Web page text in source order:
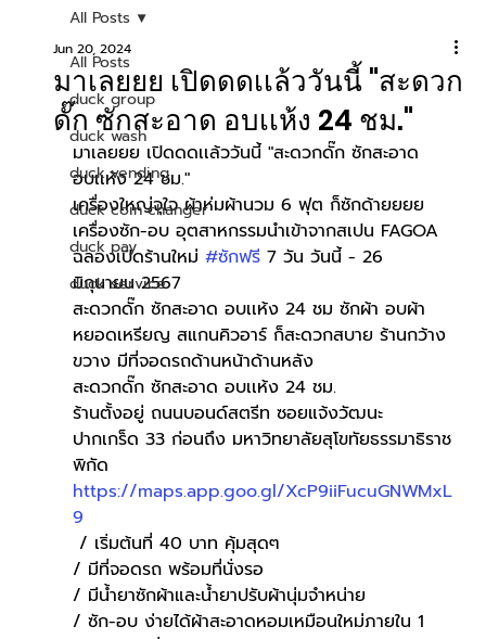
All Posts
duck group
duck wash
duck vending
duck coin changer
duck pay
duck service
All Posts
มาเลยยย เปิดดดเเล้ววันนี้ "สะดวก
ดั๊ก ซักสะอาด อบเเห้ง 24 ชม."
Jun 20, 2024
มาเลยยย เปิดดดเเล้ววันนี้ "สะดวกดั๊ก ซักสะอาด
อบเเห้ง 24 ชม."
เครื่องใหญ่จุใจ ผ้าห่มผ้านวม 6 ฟุต ก็ซักด้ายยยย
เครื่องซัก-อบ อุตสาหกรรมนำเข้าจากสเปน FAGOA
ฉลองเปิดร้านใหม่ #ซักฟรี 7 วัน วันนี้ - 26
มิถุนายน 2567
สะดวกดั๊ก ซักสะอาด อบเเห้ง 24 ชม ซักผ้า อบผ้า
หยอดเหรียญ สแกนคิวอาร์ ก็สะดวกสบาย ร้านกว้าง
ขวาง มีที่จอดรถด้านหน้าด้านหลัง
สะดวกดั๊ก ซักสะอาด อบเเห้ง 24 ชม.
ร้านตั้งอยู่ ถนนบอนด์สตรีท ซอยแจ้งวัฒนะ
ปากเกร็ด 33 ก่อนถึง มหาวิทยาลัยสุโขทัยธรรมาธิราช
พิกัด
https://maps.app.goo.gl/XcP9iiFucuGNWMxL
9
/ เริ่มต้นที่ 40 บาท คุ้มสุดๆ
/ มีที่จอดรถ พร้อมที่นั่งรอ
/ มีน้ำยาซักผ้าและน้ำยาปรับผ้านุ่มจำหน่าย
/ ซัก-อบ ง่ายได้ผ้าสะอาดหอมเหมือนใหม่ภายใน 1